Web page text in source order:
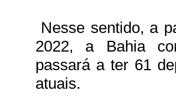
Nesse sentido, a
2022, a Bahia
passará a ter 61
atuais.